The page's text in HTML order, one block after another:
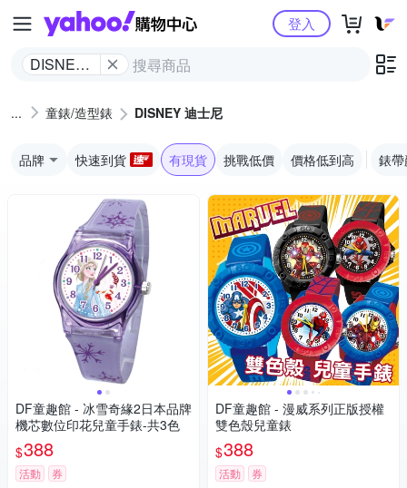
Yahoo購物中心
DISNEY
登入
童錶/造型錶 DISNEY 迪士尼
品牌 快速到貨 有現貨 挑戰低價 價格低到高 錶
DF童趣館 - 冰雪奇緣2日本品牌
機芯數位印花兒童手錶-共3色
$388
活動 券
DF童趣館 - 漫威系列正版授權
雙色殼兒童錶
$388
活動 券